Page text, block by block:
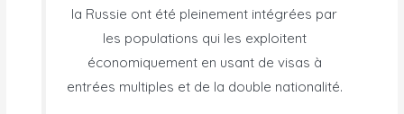
la Russie ont été pleinement intégrées par
les populations qui les exploitent
économiquement en usant de visas à
entrées multiples et de la double nationalité.